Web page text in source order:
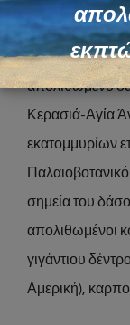
Έ
ο
εξερεύνηση της
απολιθωμένο
Κερασιά-Αγία
εκατομμυρίων
σημεία του
απολιθωμένοι
γιγάντιου
Αμερική),